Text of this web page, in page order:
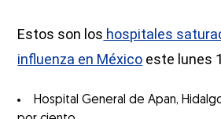
Estos son los hospitales
influenza en México este lunes
Hospital General de Apan,